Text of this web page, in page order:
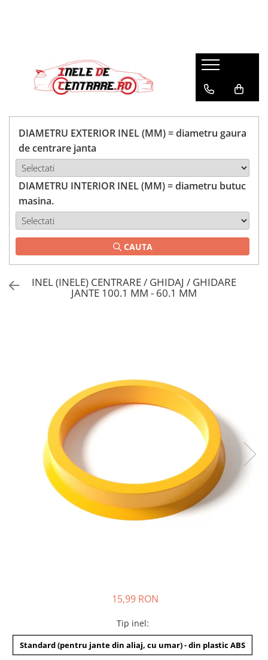
DIAMETRU EXTERIOR INEL (MM) = diametru gaura
de centrare janta
DIAMETRU INTERIOR INEL (MM) = diametru butuc
masina.
CAUTA
INEL (INELE) CENTRARE / GHIDAJ / GHIDARE
JANTE 100.1 MM - 60.1 MM
15,99 RON
Tip inel:
Standard (pentru jante din aliaj, cu umar) - din plastic ABS